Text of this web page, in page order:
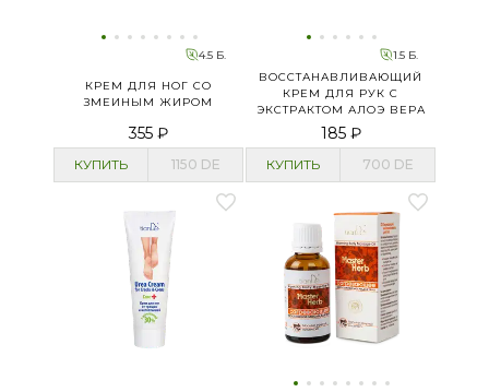
4.5 Б.
КРЕМ ДЛЯ НОГ СО
ЗМЕИНЫМ ЖИРОМ
355 ₽
КУПИТЬ 1150 DE
1.5 Б.
ВОССТАНАВЛИВАЮЩИЙ
КРЕМ ДЛЯ РУК С
ЭКСТРАКТОМ АЛОЭ ВЕРА
185 ₽
КУПИТЬ 700 DE